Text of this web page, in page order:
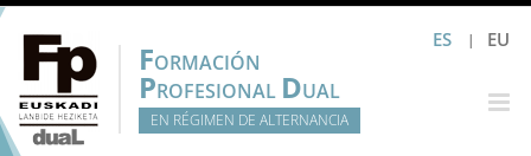
Saltar
contenido
ES EU
FORMACIÓN
PROFESIONAL DUAL
EN RÉGIMEN DE ALTERNANCIA